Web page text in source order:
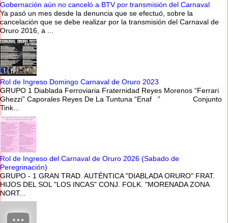
Gobernación aún no canceló a BTV por transmisión del Carnaval
Ya pasó un mes desde la denuncia que se efectuó, sobre la
cancelación que se debe realizar por la transmisión del Carnaval de
Oruro 2016, a ...
Rol de Ingreso Domingo Carnaval de Oruro 2023
GRUPO 1 Diablada Ferroviaria Fraternidad Reyes Morenos “Ferrari
Ghezzi” Caporales Reyes De La Tuntuna “Enaf ” Conjunto
Tink...
Rol de Ingreso del Carnaval de Oruro 2026 (Sabado de
Peregrinación)
GRUPO - 1 GRAN TRAD. AUTÉNTICA "DIABLADA ORURO" FRAT.
HIJOS DEL SOL "LOS INCAS" CONJ. FOLK. "MORENADA ZONA
NORT...